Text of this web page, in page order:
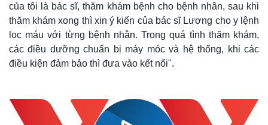
của tôi là bác sĩ, thăm khám bệnh cho bệnh nhân, sau khi
thăm khám xong thì xin ý kiến của bác sĩ Lương cho y lệnh
lọc máu với từng bệnh nhân. Trong quá tình thăm khám,
các điều dưỡng chuẩn bị máy móc và hệ thống, khi các
điều kiện đảm bảo thì đưa vào kết nối".